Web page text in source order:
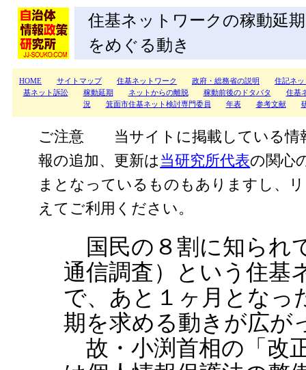
住基ネットワークの稼動延期
をめぐる動き
HOME サイトマップ 住基ネットワーク 政府・総務省の説明
住記ネ
基ネット訴訟
稼動延期 ネットからの離脱 稼動前後のドタバタ
住基
況
箕面市住基ネット検討専門委員 年表 参考文献
ご注意 当サイトに掲載している情
報の追加、更新は 当研究所代表の関心
まとなっているものもありますし、
えてご利用ください。
国民の８割に知られ
通信調査）という住基
で、あと１ヶ月となっ
期を求める動きが広が
故・小渕首相の「改